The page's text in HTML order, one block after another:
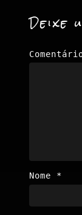
Deixe
Nome *